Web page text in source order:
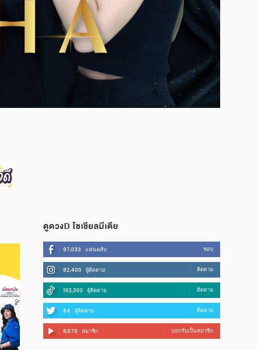
ดูดวงD โซเชียลมีเดีย
97,033 แฟนคลับ ชอบ
82,400 ผู้ติดตาม ติดตาม
192,300 ผู้ติดตาม ติดตาม
84 ผู้ติดตาม ติดตาม
8,570 สมาชิก บอกรับเป็นสมาชิก